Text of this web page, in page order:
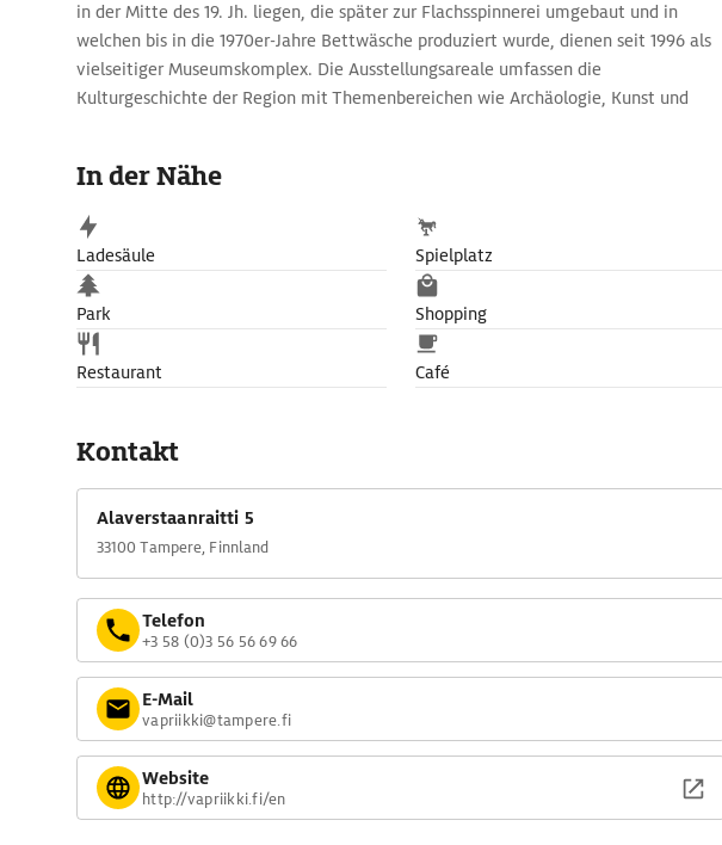
in der Mitte des 19. Jh. liegen, die später zur Flachsspinnerei umgebaut und in
welchen bis in die 1970er-Jahre Bettwäsche produziert wurde, dienen seit 1996 als
vielseitiger Museumskomplex. Die Ausstellungsareale umfassen die
Kulturgeschichte der Region mit Themenbereichen wie Archäologie, Kunst und
In der Nähe
Ladesäule Spielplatz
Park Shopping
Restaurant Café
Kontakt
Alaverstaanraitti 5
33100 Tampere, Finnland
Telefon
+3 58 (0)3 56 56 69 66
E-Mail
vapriikki@tampere.fi
Website
http://vapriikki.fi/en